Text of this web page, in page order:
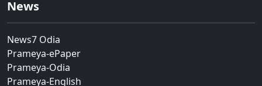
News
News7 Odia
Prameya-ePaper
Prameya-Odia
Prameya-English